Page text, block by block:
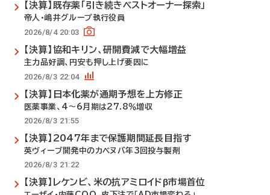
【決算】既存薬「引き続きベストオーナー探索」
帝人・嶋井グループ執行役員
2026/8/4 20:03
【決算】協和キリン、研開費減で大幅増益
主力品好調、円安も押し上げ要因に
2026/8/3 22:04
【決算】日本化薬が通期予想を上方修正
医薬事業、4～6月期は27.8％増収
2026/8/3 21:55
【決算】2047年まで保護期間延長目指す
英ヴィーブ開発中のカベヌバ年3回投与製剤
2026/8/3 21:22
【決算】レケンビ、米の抗アミロイドβ市場首位